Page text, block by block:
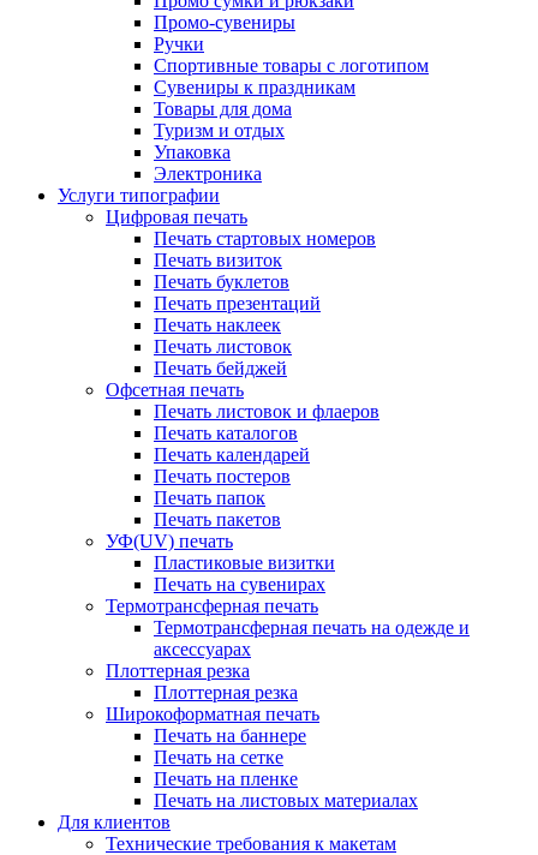
Промо-сувениры
Ручки
Спортивные товары с логотипом
Сувениры к праздникам
Товары для дома
Туризм и отдых
Упаковка
Электроника
Услуги типографии
Цифровая печать
Печать стартовых номеров
Печать визиток
Печать буклетов
Печать презентаций
Печать наклеек
Печать листовок
Печать бейджей
Офсетная печать
Печать листовок и флаеров
Печать каталогов
Печать календарей
Печать постеров
Печать папок
Печать пакетов
УФ(UV) печать
Пластиковые визитки
Печать на сувенирах
Термотрансферная печать
Термотрансферная печать на одежде и
аксессуарах
Плоттерная резка
Плоттерная резка
Широкоформатная печать
Печать на баннере
Печать на сетке
Печать на пленке
Печать на листовых материалах
Для клиентов
Технические требования к макетам